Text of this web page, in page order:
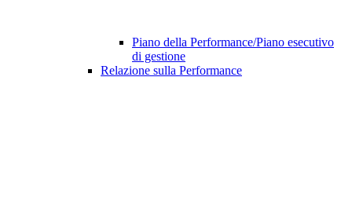
Piano della Performance/Piano esecutivo
di gestione
Relazione sulla Performance